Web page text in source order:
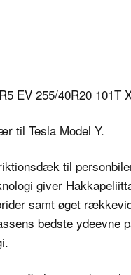
EV 255/40R20 101T
til Tesla Model Y.
til
giver
samt øget
bedste ydeevne